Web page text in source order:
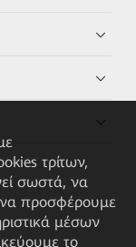
τρίτων,
σωστά, να
να προσφέρουμε
μέσων
το